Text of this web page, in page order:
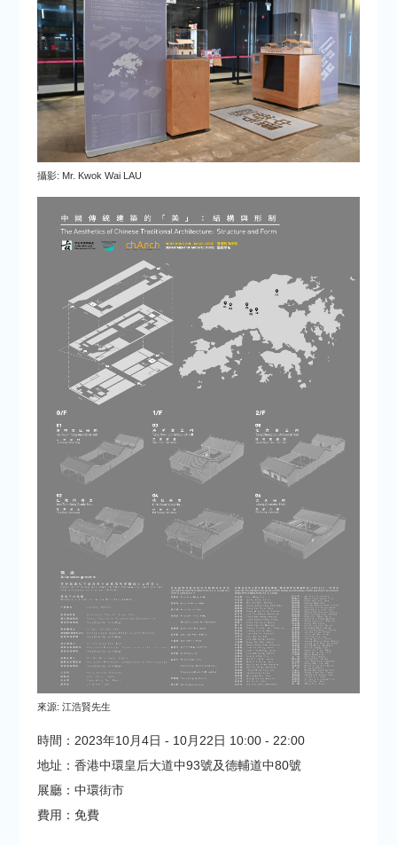
攝影: Mr. Kwok Wai LAU
來源: 江浩賢先生
時間：2023年10月4日 - 10月22日 10:00 - 22:00
地址：香港中環皇后大道中93號及德輔道中80號
展廳：中環街市
費用：免費